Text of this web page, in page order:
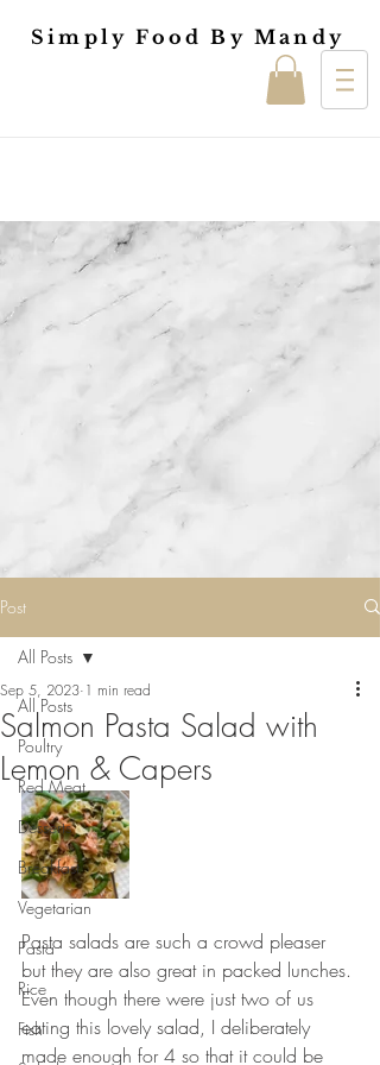
Simply Food By Mandy
Post
All Posts
Poultry
Red Meat
Desserts
Breakfast
Vegetarian
Pasta
Rice
Fish
All Posts
Salmon Pasta Salad with
Lemon & Capers
Sep 5, 2023 1 min read
Pasta salads are such a crowd pleaser
but they are also great in packed lunches.
Even though there were just two of us
eating this lovely salad, I deliberately
made enough for 4 so that it could be